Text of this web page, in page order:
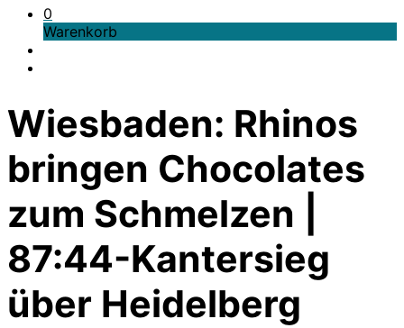
0
Warenkorb
Wiesbaden: Rhinos
bringen Chocolates
zum Schmelzen |
87:44-Kantersieg
über Heidelberg